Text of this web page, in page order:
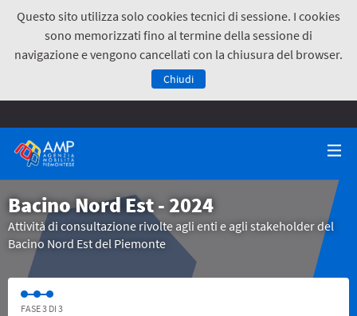
Questo sito utilizza solo cookies tecnici di sessione. I cookies
sono memorizzati fino al termine della sessione di
navigazione e vengono cancellati con la chiusura del browser.
Chiudi
Bacino Nord Est - 2024
Attività di consultazione rivolte agli enti e agli stakeholder del
Bacino Nord Est del Piemonte
FASE 3 DI 3